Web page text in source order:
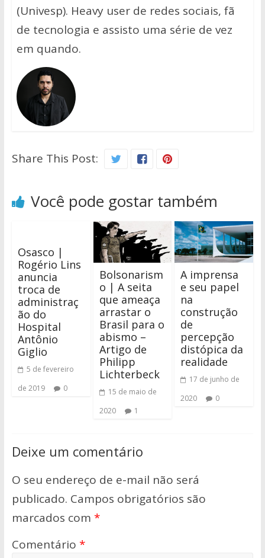
(Univesp). Heavy user de redes sociais, fã
de tecnologia e assisto uma série de vez
em quando.
Share This Post:
Você pode gostar também
Osasco |
Rogério Lins
anuncia
troca de
administraç
ão do
Hospital
Antônio
Giglio
5 de fevereiro
de 2019
0
Bolsonarism
o | A seita
que ameaça
arrastar o
Brasil para o
abismo –
Artigo de
Philipp
Lichterbeck
15 de maio de
2020
1
A imprensa
e seu papel
na
construção
de
percepção
distópica da
realidade
17 de junho de
2020
0
Deixe um comentário
O seu endereço de e-mail não será
publicado. Campos obrigatórios são
marcados com *
Comentário *